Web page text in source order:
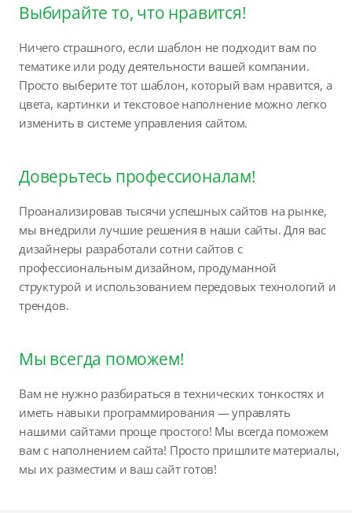
Выбирайте то, что нравится!
Ничего страшного, если шаблон не подходит вам по
тематике или роду деятельности вашей компании.
Просто выберите тот шаблон, который вам нравится, а
цвета, картинки и текстовое наполнение можно легко
изменить в системе управления сайтом.
Доверьтесь профессионалам!
Проанализировав тысячи успешных сайтов на рынке,
мы внедрили лучшие решения в наши сайты. Для вас
дизайнеры разработали сотни сайтов с
профессиональным дизайном, продуманной
структурой и использованием передовых технологий и
трендов.
Мы всегда поможем!
Вам не нужно разбираться в технических тонкостях и
иметь навыки программирования — управлять
нашими сайтами проще простого! Мы всегда поможем
вам с наполнением сайта! Просто пришлите материалы,
мы их разместим и ваш сайт готов!